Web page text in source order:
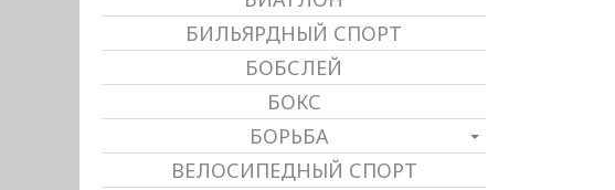
БИЛЬЯРДНЫЙ СПОРТ
БОБСЛЕЙ
БОКС
БОРЬБА
ВЕЛОСИПЕДНЫЙ СПОРТ